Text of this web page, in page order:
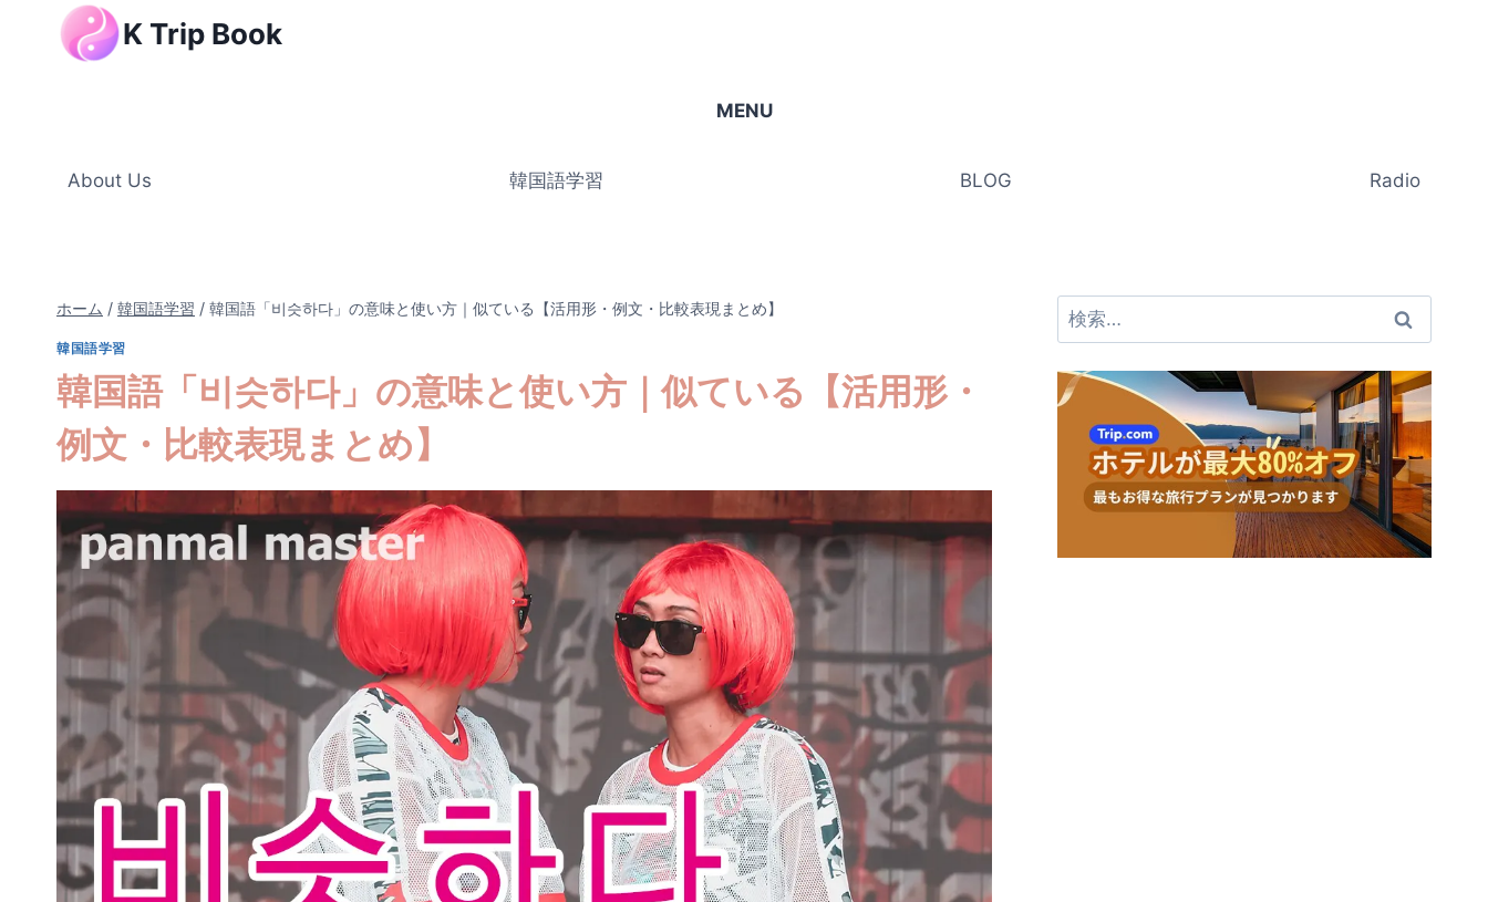
K Trip Book
MENU
About Us 韓国語学習 BLOG Radio
ホーム / 韓国語学習 / 韓国語「비슷하다」の意味と使い方｜似ている【活用形・例文・比較表現まとめ】
韓国語学習
韓国語「비슷하다」の意味と使い方｜似ている【活用形・
例文・比較表現まとめ】
検
索: